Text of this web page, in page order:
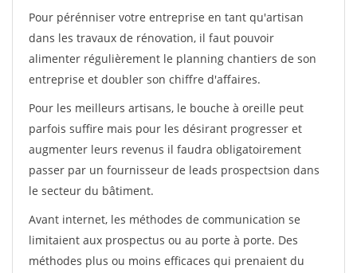
Pour pérénniser votre entreprise en tant qu'artisan
dans les travaux de rénovation, il faut pouvoir
alimenter régulièrement le planning chantiers de son
entreprise et doubler son chiffre d'affaires.
Pour les meilleurs artisans, le bouche à oreille peut
parfois suffire mais pour les désirant progresser et
augmenter leurs revenus il faudra obligatoirement
passer par un fournisseur de leads prospectsion dans
le secteur du bâtiment.
Avant internet, les méthodes de communication se
limitaient aux prospectus ou au porte à porte. Des
méthodes plus ou moins efficaces qui prenaient du